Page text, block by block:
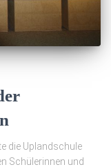
die Uplandschule
Schülerinnen und